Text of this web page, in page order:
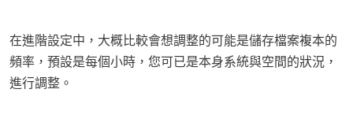
在進階設定中，大概比較會想調整的可能是儲存檔案複本的
頻率，預設是每個小時，您可已是本身系統與空間的狀況，
進行調整。